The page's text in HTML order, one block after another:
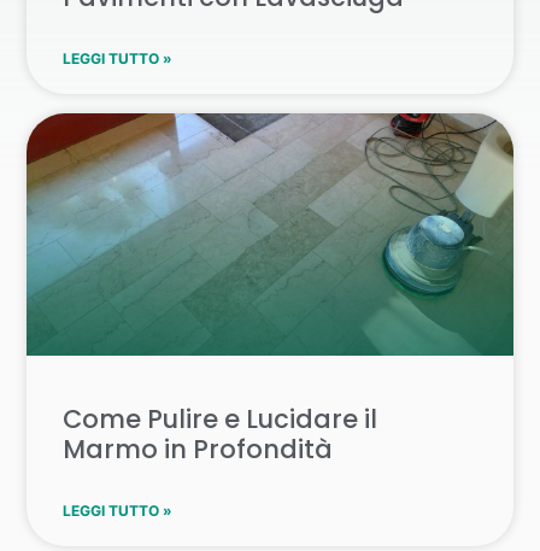
LEGGI TUTTO »
Come Pulire e Lucidare il
Marmo in Profondità
LEGGI TUTTO »